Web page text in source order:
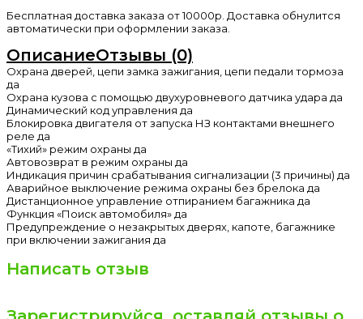
Бесплатная доставка заказа от 10000р. Доставка обнулится
автоматически при оформлении заказа.
ОписаниеОтзывы (0)
Охрана дверей, цепи замка зажигания, цепи педали тормоза
да
Охрана кузова с помощью двухуровневого датчика удара да
Динамический код управления да
Блокировка двигателя от запуска НЗ контактами внешнего
реле да
«Тихий» режим охраны да
Автовозврат в режим охраны да
Индикация причин срабатывания сигнализации (3 причины) да
Аварийное выключение режима охраны без брелока да
Дистанционное управление отпиранием багажника да
Функция «Поиск автомобиля» да
Предупреждение о незакрытых дверях, капоте, багажнике
при включении зажигания да
Написать отзыв